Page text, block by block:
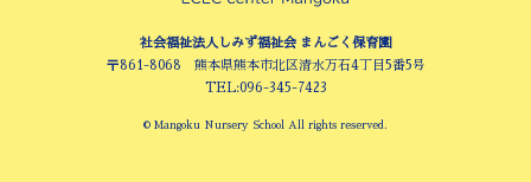
社会福祉法人しみず福祉会 まんごく保育園
〒861-8068 熊本県熊本市北区清水万石4丁目5番5号
TEL:096-345-7423
© Mangoku Nursery School All rights reserved.